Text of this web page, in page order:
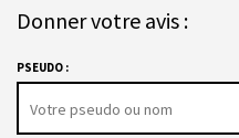
Donner votre avis :
PSEUDO :